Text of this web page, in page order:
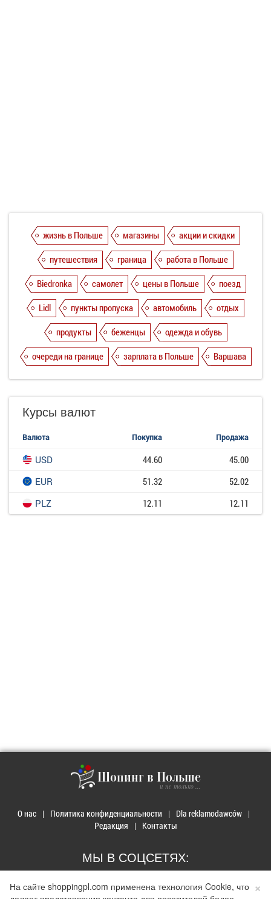
жизнь в Польше магазины
акции и скидки
путешествия
граница
работа в Польше
Biedronka
самолет цены в Польше
поезд
Lidl
пункты пропуска автомобиль
отдых
продукты
беженцы
одежда и обувь
очереди на границе
зарплата в Польше Варшава
Курсы валют
Валюта Покупка Продажа
USD 44.60
45.00
EUR
51.32
52.02
PLZ
12.11 12.11
Шопинг в Польше
и не только ...
О нас Политика конфиденциальности
Dla reklamodawców
Редакция
Контакты
МЫ В СОЦСЕТЯХ:
×
На сайте shoppingpl.com применена технология Cookie, что